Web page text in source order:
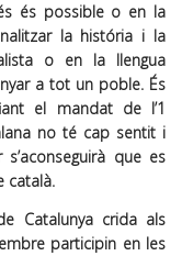
és possible o en la
la história i la
o en la llengua
a tot un poble. És
el mandat de l’1
no té cap sentit i
que es
català.
Catalunya crida als
participin en les